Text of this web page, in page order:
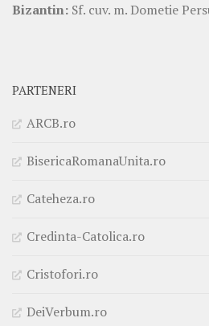
Bizantin: Sf. cuv. m. Dometie
PARTENERI
ARCB.ro
BisericaRomanaUnita.ro
Cateheza.ro
Credinta-Catolica.ro
Cristofori.ro
DeiVerbum.ro